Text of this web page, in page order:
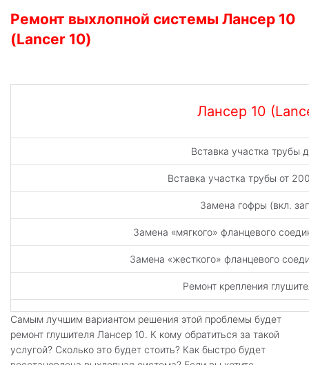
Ремонт выхлопной системы Лансер 10
(Lancer 10)
Лансер 10
Вставка участка трубы
Вставка участка трубы от
Замена гофры (вкл.
Замена «мягкого» фланцевого
Замена «жесткого» фланцевого
Ремонт крепления
Самым лучшим вариантом решения этой проблемы будет
ремонт глушителя Лансер 10. К кому обратиться за такой
услугой? Сколько это будет стоить? Как быстро будет